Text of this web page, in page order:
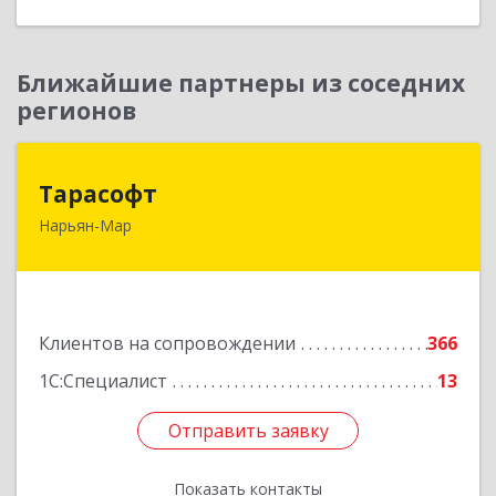
Ближайшие партнеры из соседних
регионов
Тарасофт
Нарьян-Мар
Клиентов на сопровождении
366
1С:Специалист
13
Отправить заявку
Показать контакты
166000, Ненецкий АО, Нарьян-Мар г, им
Отправить заявку
Назад